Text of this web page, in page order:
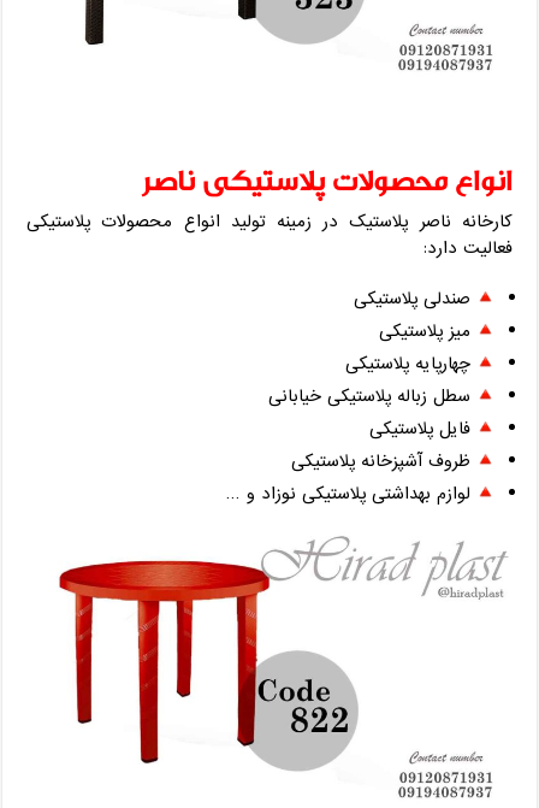
انواع محصولات پلاستیکی ناصر
کارخانه ناصر پلاستیک در زمینه تولید انواع محصولات پلاستیکی
فعالیت دارد:
صندلی پلاستیکی
میز پلاستیکی
چهارپایه پلاستیکی
سطل زباله پلاستیکی خیابانی
فایل پلاستیکی
ظروف آشپزخانه پلاستیکی
لوازم بهداشتی پلاستیکی نوزاد و …